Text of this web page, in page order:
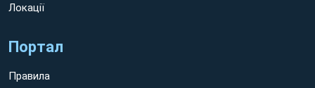
Локації
Портал
Правила